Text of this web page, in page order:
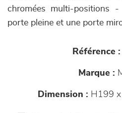
chromées multi-positions
porte pleine et une porte
Référence :
Marque :
Dimension : H199